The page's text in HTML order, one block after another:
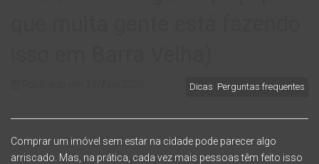
Dicas Perguntas frequentes
Comprar um imóvel sem estar na cidade pode parecer algo
arriscado. Mas, na prática, cada vez mais pessoas têm feito isso